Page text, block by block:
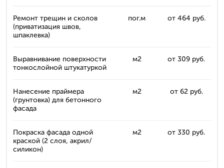
Ремонт трещин и сколов
(приватизация швов,
шпаклевка)
пог.м от 464 руб.
Выравнивание поверхности
тонкослойной штукатуркой
м2 от 309 руб.
Нанесение праймера
(грунтовка) для бетонного
фасада
м2 от 62 руб.
Покраска фасада одной
краской (2 слоя, акрил/
силикон)
м2 от 330 руб.